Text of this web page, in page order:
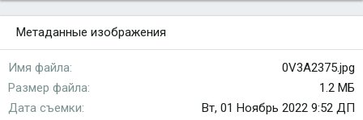
Метаданные изображения
Имя файла
0V3A2375.jpg
Размер файла
1.2 МБ
Дата съемки
Вт, 01 Ноябрь 2022 9:52 ДП